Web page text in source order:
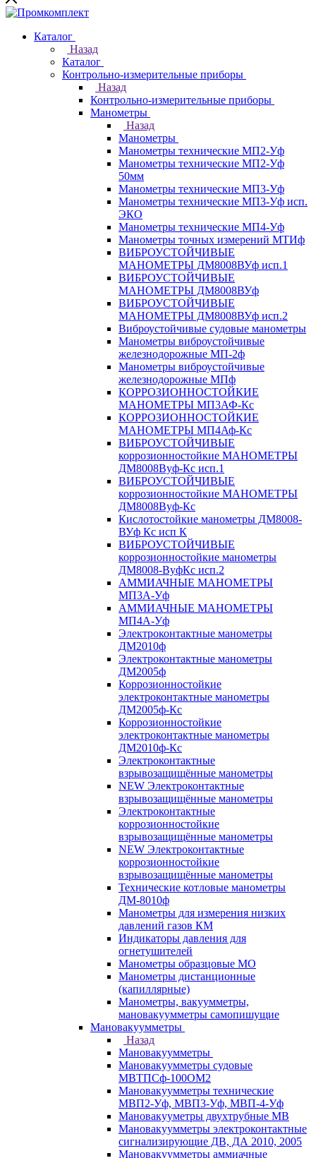
Каталог
Назад
Каталог
Контрольно-измерительные приборы
Назад
Контрольно-измерительные приборы
Манометры
Назад
Манометры
Манометры технические МП2-Уф
Манометры технические МП2-Уф
50мм
Манометры технические МП3-Уф
Манометры технические МП3-Уф исп.
ЭКО
Манометры технические МП4-Уф
Манометры точных измерений МТИф
ВИБРОУСТОЙЧИВЫЕ
МАНОМЕТРЫ ДМ8008ВУф исп.1
ВИБРОУСТОЙЧИВЫЕ
МАНОМЕТРЫ ДМ8008ВУф
ВИБРОУСТОЙЧИВЫЕ
МАНОМЕТРЫ ДМ8008ВУф исп.2
Виброустойчивые судовые манометры
Манометры виброустойчивые
железнодорожные МП-2ф
Манометры виброустойчивые
железнодорожные МПф
КОРРОЗИОННОСТОЙКИЕ
МАНОМЕТРЫ МП3АФ-Кс
КОРРОЗИОННОСТОЙКИЕ
МАНОМЕТРЫ МП4Аф-Кс
ВИБРОУСТОЙЧИВЫЕ
коррозионностойкие МАНОМЕТРЫ
ДМ8008Вуф-Кс исп.1
ВИБРОУСТОЙЧИВЫЕ
коррозионностойкие МАНОМЕТРЫ
ДМ8008Вуф-Кс
Кислотостойкие манометры ДМ8008-
ВУф Кс исп К
ВИБРОУСТОЙЧИВЫЕ
коррозионностойкие манометры
ДМ8008-ВуфКс исп.2
АММИАЧНЫЕ МАНОМЕТРЫ
МП3А-Уф
АММИАЧНЫЕ МАНОМЕТРЫ
МП4А-Уф
Электроконтактные манометры
ДМ2010ф
Электроконтактные манометры
ДМ2005ф
Коррозионностойкие
электроконтактные манометры
ДМ2005ф-Кс
Коррозионностойкие
электроконтактные манометры
ДМ2010ф-Кс
Электроконтактные
взрывозащищённые манометры
NEW Электроконтактные
взрывозащищённые манометры
Электроконтактные
коррозионностойкие
взрывозащищённые манометры
NEW Электроконтактные
коррозионностойкие
взрывозащищённые манометры
Технические котловые манометры
ДМ-8010ф
Манометры для измерения низких
давлений газов КМ
Индикаторы давления для
огнетушителей
Манометры образцовые МО
Манометры дистанционные
(капиллярные)
Манометры, вакуумметры,
мановакуумметры самопишущие
Мановакуумметры
Назад
Мановакуумметры
Мановакуумметры судовые
МВТПСф-100ОМ2
Мановакуумметры технические
МВП2-Уф, МВП3-Уф, МВП-4-Уф
Мановакууметры двухтрубные МВ
Мановакуумметры электроконтактные
сигнализирующие ДВ, ДА 2010, 2005
Мановакуумметры аммиачные